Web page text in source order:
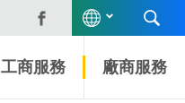
工商服務 廠商服務